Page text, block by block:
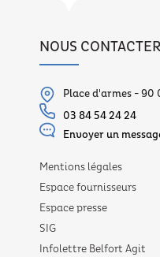
NOUS
Place d'armes - 90
03 84 54 24 24
Envoyer un
Mentions légales
Espace fournisseurs
Espace presse
SIG
Infolettre Belfort Agit